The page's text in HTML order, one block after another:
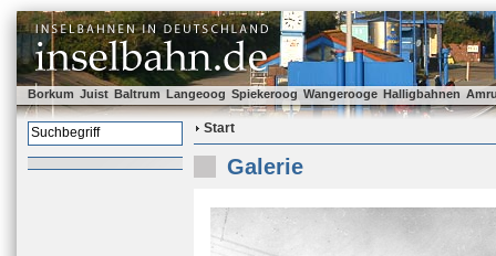
Borkum Juist Baltrum Langeoog Spiekeroog Wangerooge Halligbahnen
Start
Galerie